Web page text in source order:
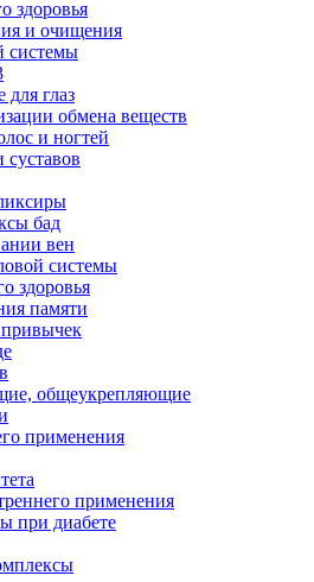
здоровья
и очищения
системы
глаз
обмена веществ
и ногтей
суставов
бад
вен
системы
здоровья
памяти
общеукрепляющие
применения
применения
при диабете